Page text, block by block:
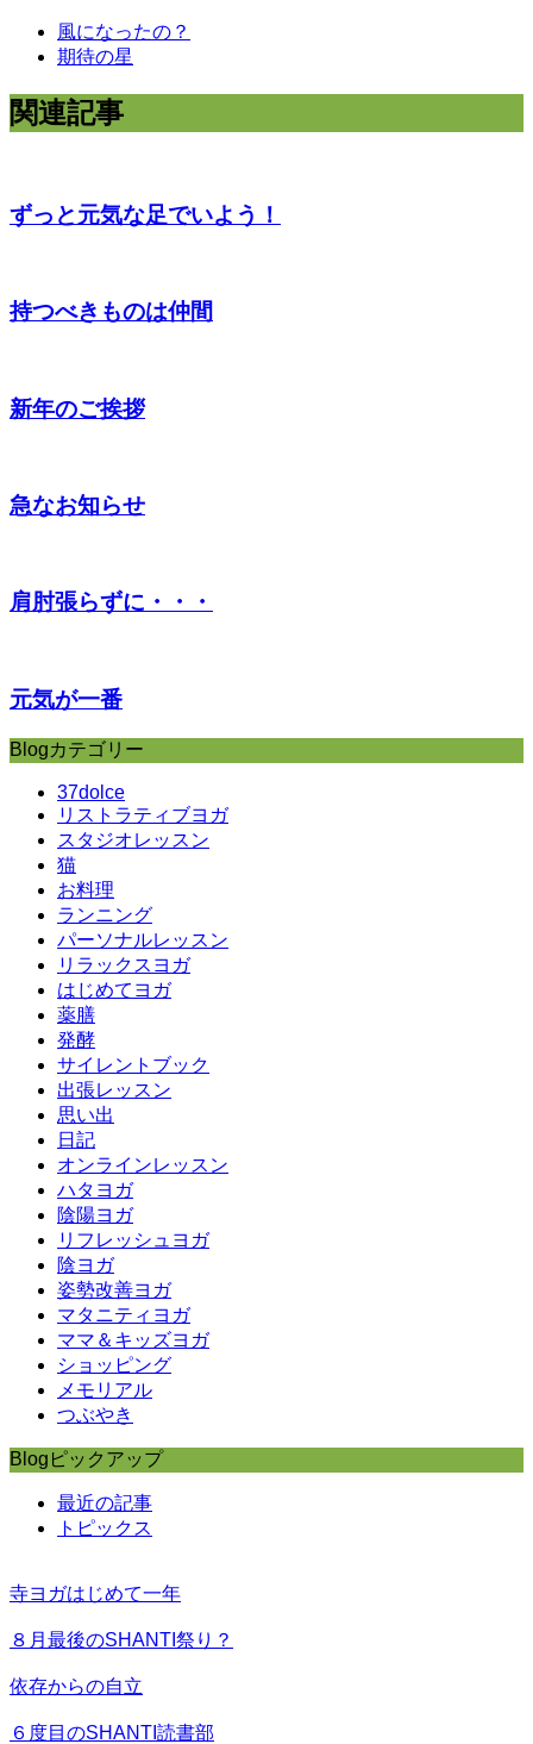
風になったの？
期待の星
関連記事
ずっと元気な足でいよう！
持つべきものは仲間
新年のご挨拶
急なお知らせ
肩肘張らずに・・・
元気が一番
Blogカテゴリー
37dolce
リストラティブヨガ
スタジオレッスン
猫
お料理
ランニング
パーソナルレッスン
リラックスヨガ
はじめてヨガ
薬膳
発酵
サイレントブック
出張レッスン
思い出
日記
オンラインレッスン
ハタヨガ
陰陽ヨガ
リフレッシュヨガ
陰ヨガ
姿勢改善ヨガ
マタニティヨガ
ママ＆キッズヨガ
ショッピング
メモリアル
つぶやき
Blogピックアップ
最近の記事
トピックス
寺ヨガはじめて一年
８月最後のSHANTI祭り？
依存からの自立
６度目のSHANTI読書部